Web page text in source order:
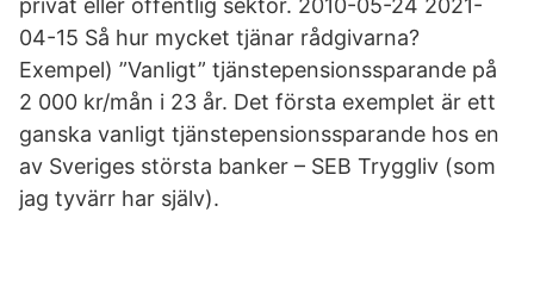
privat eller offentlig sektor. 2010-05-24 2021-
04-15 Så hur mycket tjänar rådgivarna?
Exempel) ”Vanligt” tjänstepensionssparande på
2 000 kr/mån i 23 år. Det första exemplet är ett
ganska vanligt tjänstepensionssparande hos en
av Sveriges största banker – SEB Tryggliv (som
jag tyvärr har själv).